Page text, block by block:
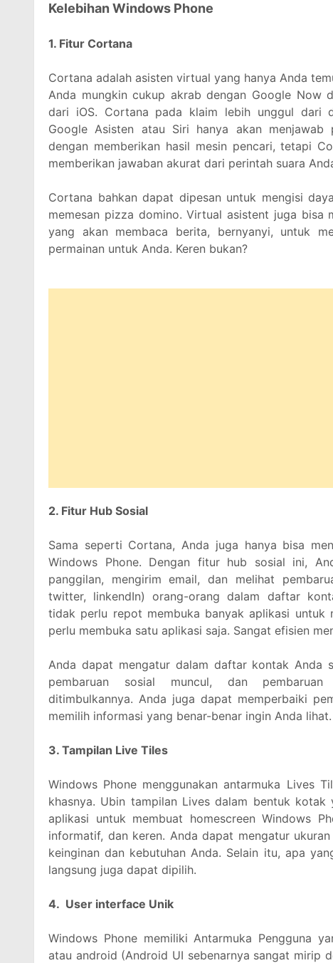
Kelebihan Windows Phone
1. Fitur Cortana
Cortana adalah asisten virtual yang hanya Anda
Anda mungkin cukup akrab dengan Google Now
dari iOS. Cortana pada klaim lebih unggul dari
Google Asisten atau Siri hanya akan menjawab
dengan memberikan hasil mesin pencari, tetapi
memberikan jawaban akurat dari perintah suara
Cortana bahkan dapat dipesan untuk mengisi
memesan pizza domino. Virtual asistent juga bisa
yang akan membaca berita, bernyanyi, untuk
permainan untuk Anda. Keren bukan?
2. Fitur Hub Sosial
Sama seperti Cortana, Anda juga hanya bisa
Windows Phone. Dengan fitur hub sosial ini,
panggilan, mengirim email, dan melihat
twitter, linkendIn) orang-orang dalam daftar
tidak perlu repot membuka banyak aplikasi untuk
perlu membuka satu aplikasi saja. Sangat efisien
Anda dapat mengatur dalam daftar kontak Anda
pembaruan sosial muncul, dan
ditimbulkannya. Anda juga dapat memperbaiki
memilih informasi yang benar-benar ingin Anda lihat.
3. Tampilan Live Tiles
Windows Phone menggunakan antarmuka Lives
khasnya. Ubin tampilan Lives dalam bentuk kotak
aplikasi untuk membuat homescreen Windows
informatif, dan keren. Anda dapat mengatur
keinginan dan kebutuhan Anda. Selain itu, apa
langsung juga dapat dipilih.
4. User interface Unik
Windows Phone memiliki Antarmuka Pengguna
atau android (Android UI sebenarnya sangat mirip